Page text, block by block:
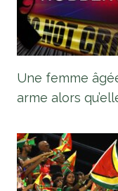
Une femme
arme alors